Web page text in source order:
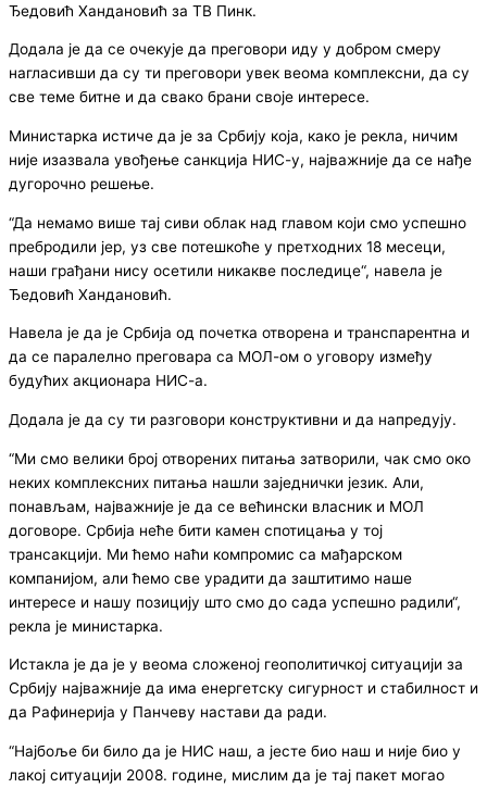
Ђедовић Хандановић за ТВ Пинк.
Додала је да се очекује да преговори иду у добром смеру
нагласивши да су ти преговори увек веома комплексни, да су
све теме битне и да свако брани своје интересе.
Министарка истиче да је за Србију која, како је рекла, ничим
није изазвала увођење санкција НИС-у, најважније да се нађе
дугорочно решење.
“Да немамо више тај сиви облак над главом који смо успешно
пребродили јер, уз све потешкоће у претходних 18 месеци,
наши грађани нису осетили никакве последице“, навела је
Ђедовић Хандановић.
Навела је да је Србија од почетка отворена и транспарентна и
да се паралелно преговара са МОЛ-ом о уговору између
будућих акционара НИС-а.
Додала је да су ти разговори конструктивни и да напредују.
“Ми смо велики број отворених питања затворили, чак смо око
неких комплексних питања нашли заједнички језик. Али,
понављам, најважније је да се већински власник и МОЛ
договоре. Србија неће бити камен спотицања у тој
трансакцији. Ми ћемо наћи компромис са мађарском
компанијом, али ћемо све урадити да заштитимо наше
интересе и нашу позицију што смо до сада успешно радили“,
рекла је министарка.
Истакла је да је у веома сложеној геополитичкој ситуацији за
Србију најважније да има енергетску сигурност и стабилност и
да Рафинерија у Панчеву настави да ради.
“Најбоље би било да је НИС наш, а јесте био наш и није био у
лакој ситуацији 2008. године, мислим да је тај пакет могао